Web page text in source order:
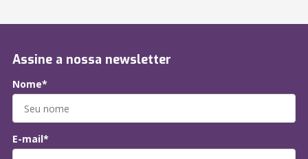
Assine a nossa newsletter
Nome*
E-mail*